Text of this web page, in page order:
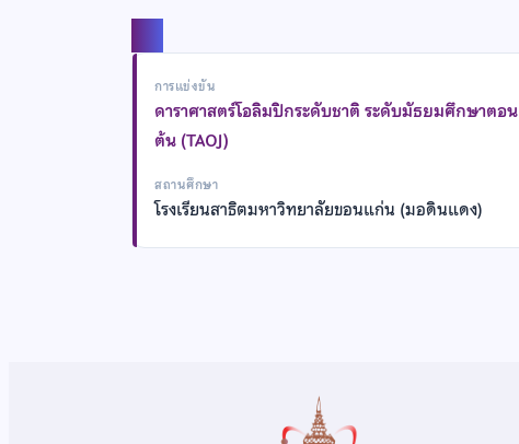
การแข่งขัน
ดาราศาสตร์โอลิมปิกระดับชาติ ระดับมัธยมศึกษาตอน
ต้น (TAOJ)
สถานศึกษา
โรงเรียนสาธิตมหาวิทยาลัยขอนแก่น (มอดินแดง)